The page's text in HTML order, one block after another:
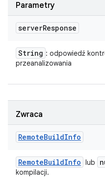
Parametry
serverResponse
String : odpowiedź
przeanalizowania
Zwraca
RemoteBuildInfo
RemoteBuildInfo lub
kompilacji.